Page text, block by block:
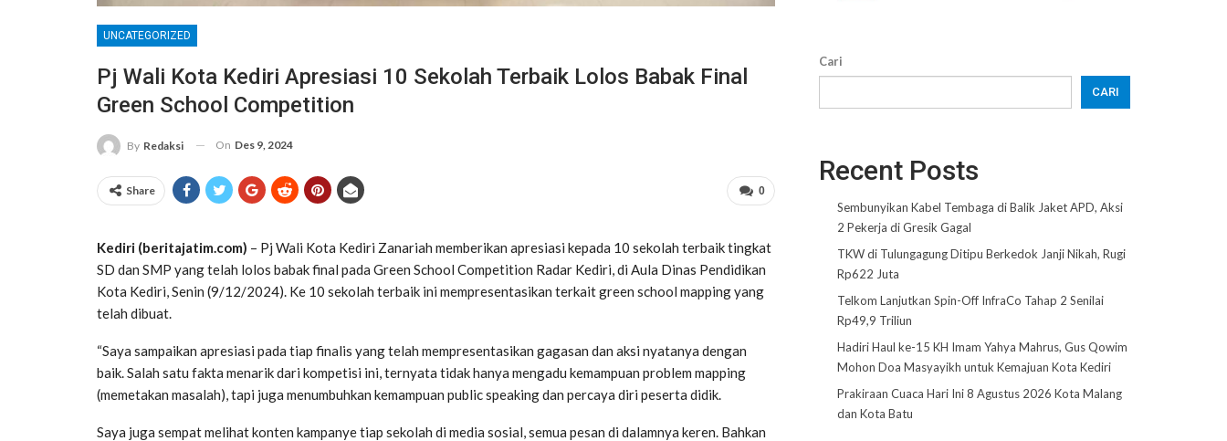
UNCATEGORIZED
Pj Wali Kota Kediri Apresiasi 10 Sekolah Terbaik Lolos Babak Final
Green School Competition
By Redaksi On Des 9, 2024
0
Share
Kediri (beritajatim.com) – Pj Wali Kota Kediri Zanariah memberikan apresiasi kepada 10 sekolah terbaik tingkat
SD dan SMP yang telah lolos babak final pada Green School Competition Radar Kediri, di Aula Dinas Pendidikan
Kota Kediri, Senin (9/12/2024). Ke 10 sekolah terbaik ini mempresentasikan terkait green school mapping yang
telah dibuat.
“Saya sampaikan apresiasi pada tiap finalis yang telah mempresentasikan gagasan dan aksi nyatanya dengan
baik. Salah satu fakta menarik dari kompetisi ini, ternyata tidak hanya mengadu kemampuan problem mapping
(memetakan masalah), tapi juga menumbuhkan kemampuan public speaking dan percaya diri peserta didik.
Saya juga sempat melihat konten kampanye tiap sekolah di media sosial, semua pesan di dalamnya keren. Bahkan
Cari
CARI
Recent Posts
Sembunyikan Kabel Tembaga di Balik Jaket APD, Aksi
2 Pekerja di Gresik Gagal
TKW di Tulungagung Ditipu Berkedok Janji Nikah, Rugi
Rp622 Juta
Telkom Lanjutkan Spin-Off InfraCo Tahap 2 Senilai
Rp49,9 Triliun
Hadiri Haul ke-15 KH Imam Yahya Mahrus, Gus Qowim
Mohon Doa Masyayikh untuk Kemajuan Kota Kediri
Prakiraan Cuaca Hari Ini 8 Agustus 2026 Kota Malang
dan Kota Batu